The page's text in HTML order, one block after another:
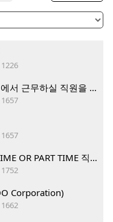
EGP(East Green Purchasing) Corp. 에서 근무하실 직원을 아래와 같이 모집합니다.
LYNNWOOD 지역 CPA 에서 FULL TIME OR PART TIME 직원을 찾습니다
Corporation)